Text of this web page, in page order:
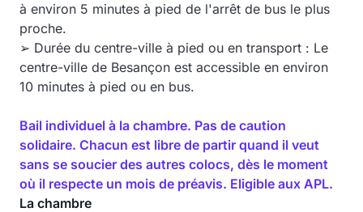
à environ 5 minutes à pied de l'arrêt de bus le plus
proche.
➢ Durée du centre-ville à pied ou en transport : Le
centre-ville de Besançon est accessible en environ
10 minutes à pied ou en bus.
Bail individuel à la chambre. Pas de caution
solidaire. Chacun est libre de partir quand il veut
sans se soucier des autres colocs, dès le moment
où il respecte un mois de préavis. Eligible aux APL.
La chambre